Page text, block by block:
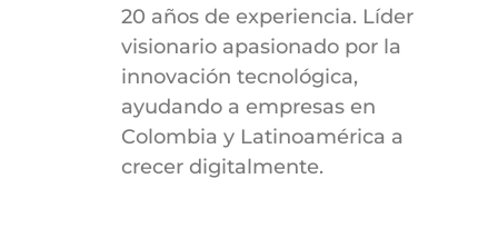
20 años de experiencia. Líder
visionario apasionado por la
innovación tecnológica,
ayudando a empresas en
Colombia y Latinoamérica a
crecer digitalmente.